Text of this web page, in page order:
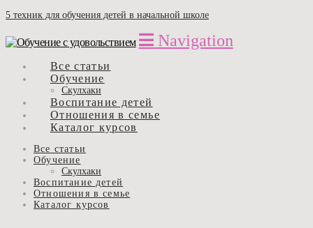
5 техник для обучения детей в начальной школе
Navigation
Все статьи
Обучение
Скулхаки
Воспитание детей
Отношения в семье
Каталог курсов
Все статьи
Обучение
Скулхаки
Воспитание детей
Отношения в семье
Каталог курсов